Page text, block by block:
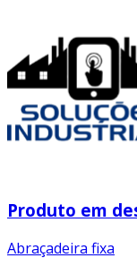
Produto em
Abraçadeira fixa